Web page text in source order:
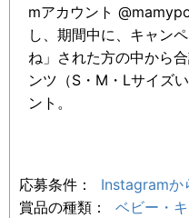
mアカウント
し、期間中に、キャン
ね」された方の中から
ンツ（S・M・Lサイズ
ント。
応募条件：
Instagramか
賞品の種類：
ベビー・